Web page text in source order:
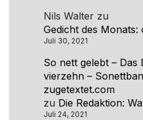
Nils Walter zu
Gedicht des Monats:
Juli 30, 2021
So nett gelebt – Das
vierzehn –
zugetextet.com
zu Die Redaktion:
Juli 24, 2021